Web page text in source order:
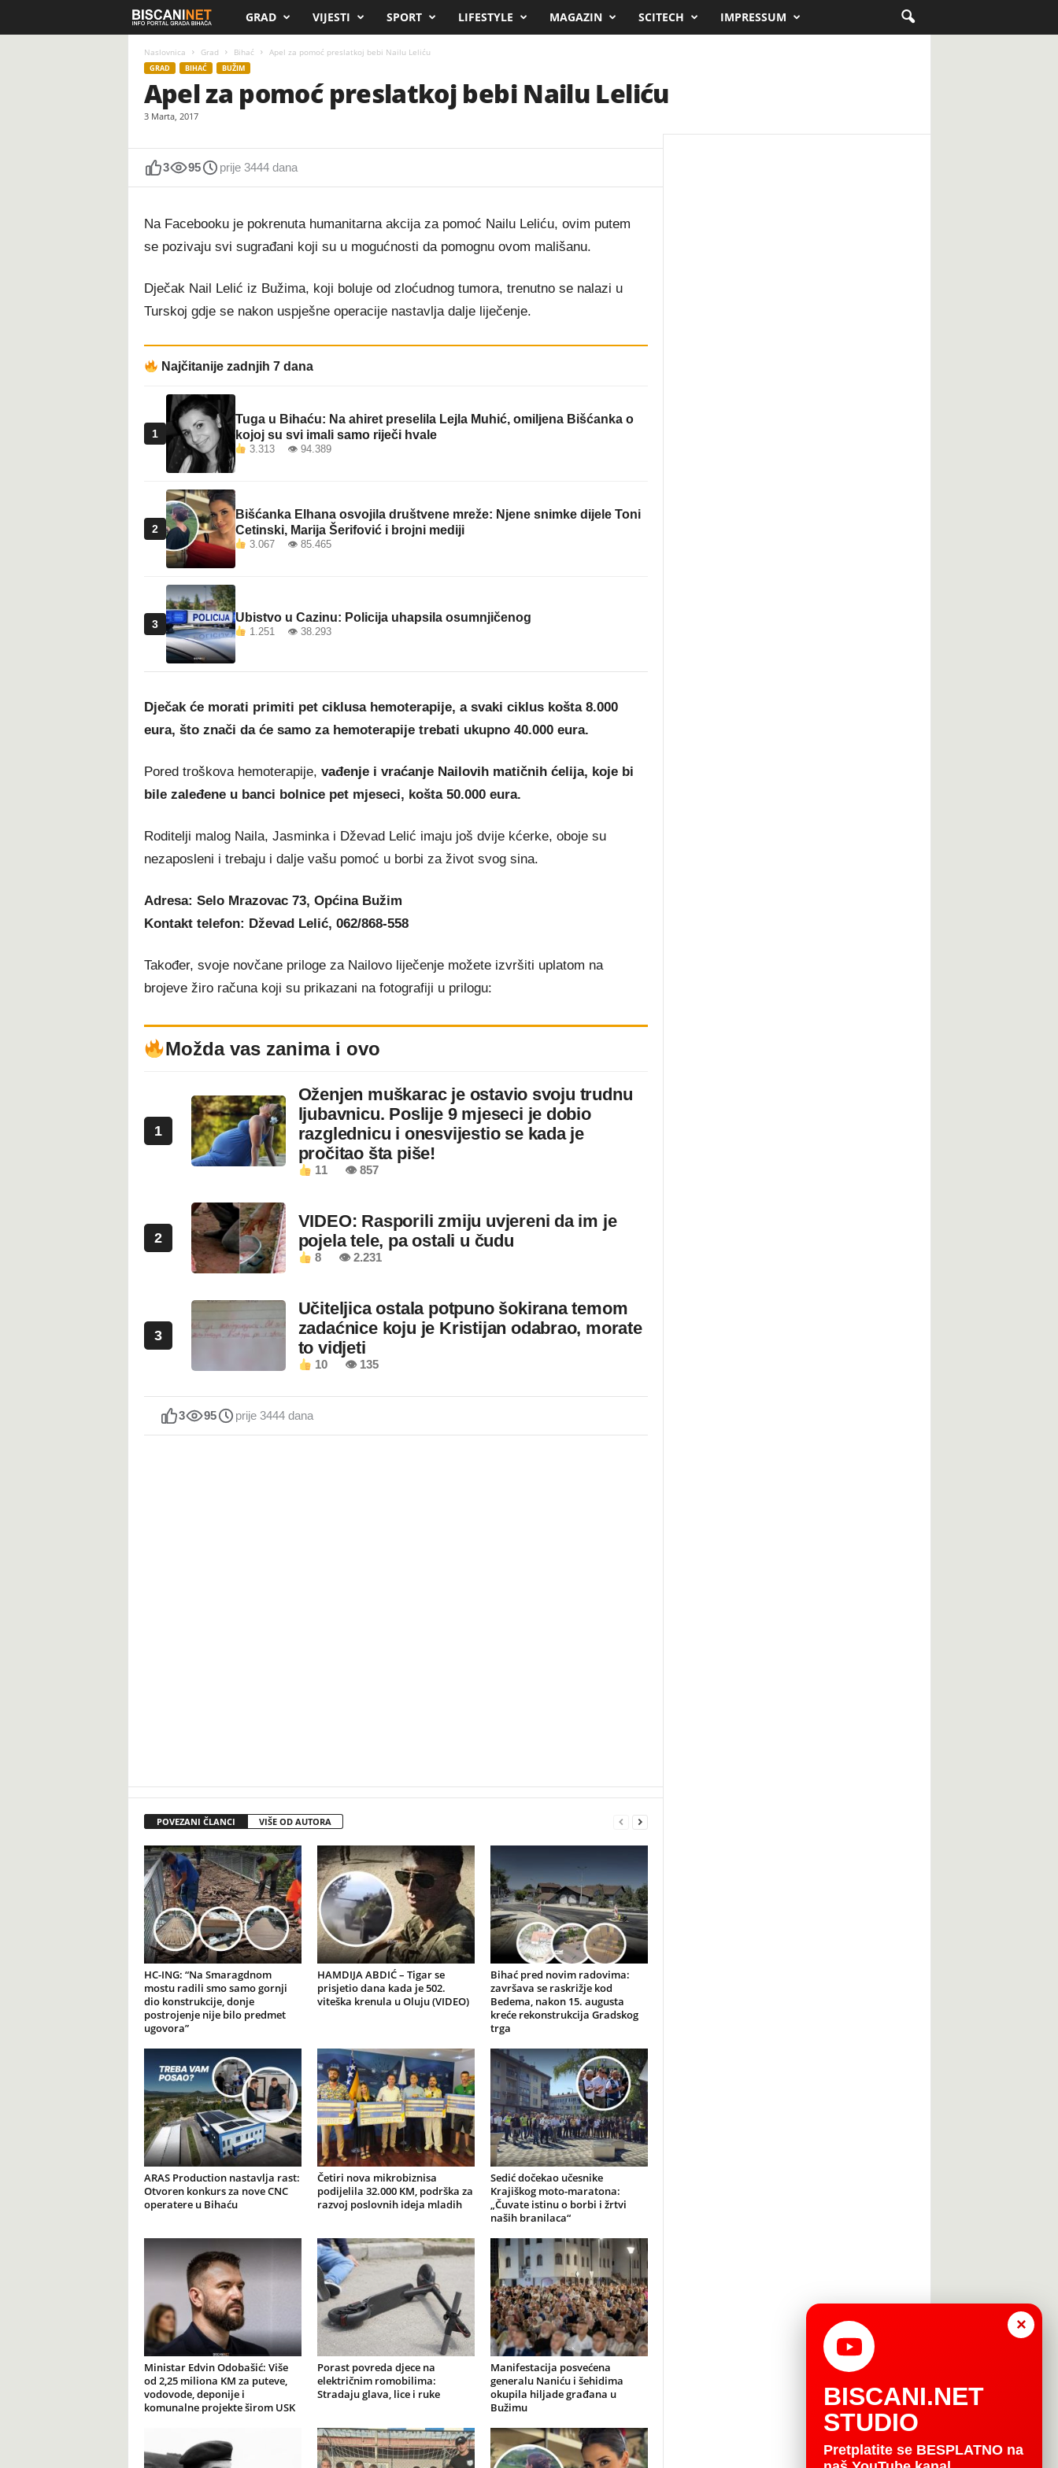
i
n
i
n
t
GRAD VIJESTI SPORT LIFESTYLE MAGAZIN SCITECH IMPRESSUM
Naslovnica Grad Bihać Apel za pomoć preslatkoj bebi Nailu Leliću
GRAD BIHAĆ BUŽIM
Apel za pomoć preslatkoj bebi Nailu Leliću
3 Marta, 2017
3 95 prije 3444 dana
Na Facebooku je pokrenuta humanitarna akcija za pomoć Nailu Leliću, ovim putem
se pozivaju svi sugrađani koji su u mogućnosti da pomognu ovom mališanu.
Dječak Nail Lelić iz Bužima, koji boluje od zloćudnog tumora, trenutno se nalazi u
Turskoj gdje se nakon uspješne operacije nastavlja dalje liječenje.
Najčitanije zadnjih 7 dana
1
Tuga u Bihaću: Na ahiret preselila Lejla Muhić, omiljena Bišćanka o
kojoj su svi imali samo riječi hvale
3.313 👁 94.389
2
Bišćanka Elhana osvojila društvene mreže: Njene snimke dijele Toni
Cetinski, Marija Šerifović i brojni mediji
3.067 👁 85.465
3 Ubistvo u Cazinu: Policija uhapsila osumnjičenog
1.251 👁 38.293
Dječak će morati primiti pet ciklusa hemoterapije, a svaki ciklus košta 8.000
eura, što znači da će samo za hemoterapije trebati ukupno 40.000 eura.
Pored troškova hemoterapije, vađenje i vraćanje Nailovih matičnih ćelija, koje bi
bile zaleđene u banci bolnice pet mjeseci, košta 50.000 eura.
Roditelji malog Naila, Jasminka i Dževad Lelić imaju još dvije kćerke, oboje su
nezaposleni i trebaju i dalje vašu pomoć u borbi za život svog sina.
Adresa: Selo Mrazovac 73, Općina Bužim
Kontakt telefon: Dževad Lelić, 062/868-558
Također, svoje novčane priloge za Nailovo liječenje možete izvršiti uplatom na
brojeve žiro računa koji su prikazani na fotografiji u prilogu:
Možda vas zanima i ovo
1
Oženjen muškarac je ostavio svoju trudnu
ljubavnicu. Poslije 9 mjeseci je dobio
razglednicu i onesvijestio se kada je
pročitao šta piše!
11 👁 857
2
VIDEO: Rasporili zmiju uvjereni da im je
pojela tele, pa ostali u čudu
8 👁 2.231
3
Učiteljica ostala potpuno šokirana temom
zadaćnice koju je Kristijan odabrao, morate
to vidjeti
10 👁 135
3 95 prije 3444 dana
POVEZANI ČLANCI VIŠE OD AUTORA
HC-ING: “Na Smaragdnom
mostu radili smo samo gornji
dio konstrukcije, donje
postrojenje nije bilo predmet
ugovora”
HAMDIJA ABDIĆ – Tigar se
prisjetio dana kada je 502.
viteška krenula u Oluju (VIDEO)
Bihać pred novim radovima:
završava se raskrižje kod
Bedema, nakon 15. augusta
kreće rekonstrukcija Gradskog
trga
ARAS Production nastavlja rast:
Otvoren konkurs za nove CNC
operatere u Bihaću
Četiri nova mikrobiznisa
podijelila 32.000 KM, podrška za
razvoj poslovnih ideja mladih
Sedić dočekao učesnike
Krajiškog moto-maratona:
„Čuvate istinu o borbi i žrtvi
naših branilaca“
Ministar Edvin Odobašić: Više
od 2,25 miliona KM za puteve,
vodovode, deponije i
komunalne projekte širom USK
Porast povreda djece na
električnim romobilima:
Stradaju glava, lice i ruke
Manifestacija posvećena
generalu Naniću i šehidima
okupila hiljade građana u
Bužimu
×
BISCANI.NET
STUDIO
Pretplatite se BESPLATNO na